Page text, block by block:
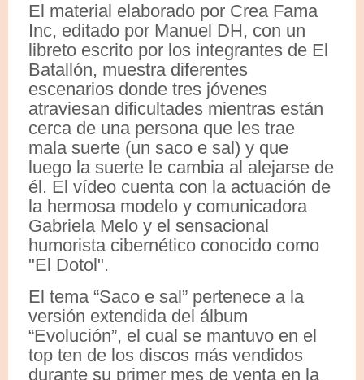
El material elaborado por Crea Fama
Inc, editado por Manuel DH, con un
libreto escrito por los integrantes de El
Batallón, muestra diferentes
escenarios donde tres jóvenes
atraviesan dificultades mientras están
cerca de una persona que les trae
mala suerte (un saco e sal) y que
luego la suerte le cambia al alejarse de
él. El vídeo cuenta con la actuación de
la hermosa modelo y comunicadora
Gabriela Melo y el sensacional
humorista cibernético conocido como
"El Dotol".
El tema “Saco e sal” pertenece a la
versión extendida del álbum
“Evolución”, el cual se mantuvo en el
top ten de los discos más vendidos
durante su primer mes de venta en la